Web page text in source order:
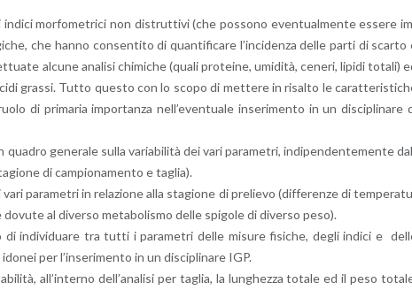
mor­fo­me­tri­ci non di­strut­ti­vi (che pos­so­no even­tual­men­te es­se­re
che hanno con­sen­ti­to di quan­ti­fi­ca­re l’in­ci­den­za delle parti di scar­to
al­cu­ne ana­li­si chi­mi­che (quali pro­tei­ne, umi­di­tà, ce­ne­ri, li­pi­di to­ta­li)
gras­si. Tutto que­sto con lo scopo di met­te­re in ri­sal­to le
di pri­ma­ria im­por­tan­za nel­l’e­ven­tua­le in­se­ri­men­to in un di­sci­pli­na­re
qua­dro ge­ne­ra­le sulla va­ria­bi­li­tà dei vari pa­ra­me­tri, in­di­pen­den­te­men­te
di cam­pio­na­men­to e ta­glia).
pa­ra­me­tri in re­la­zio­ne alla sta­gio­ne di pre­lie­vo (dif­fe­ren­ze di
al di­ver­so me­ta­bo­li­smo delle spi­go­le di di­ver­so peso).
in­di­vi­dua­re tra tutti i pa­ra­me­tri delle mi­su­re fi­si­che, degli in­di­ci e
per l’in­se­ri­men­to in un di­sci­pli­na­re IGP.
al­l’in­ter­no del­l’a­na­li­si per ta­glia, la lun­ghez­za to­ta­le ed il peso